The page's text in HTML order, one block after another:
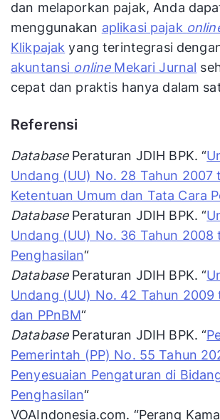
dan melaporkan pajak, Anda
menggunakan aplikasi pajak
Klikpajak yang terintegrasi
akuntansi online Mekari Jurnal
cepat dan praktis hanya dalam
Referensi
Database Peraturan JDIH BPK. “
Undang (UU) No. 28 Tahun 2007
Ketentuan Umum dan Tata Cara
Database Peraturan JDIH BPK. “
Undang (UU) No. 36 Tahun 2008
Penghasilan“
Database Peraturan JDIH BPK. “
Undang (UU) No. 42 Tahun 2009
dan PPnBM“
Database Peraturan JDIH BPK. “
Pemerintah (PP) No. 55 Tahun
Penyesuaian Pengaturan di
Penghasilan“
VOAIndonesia.com. “Perang